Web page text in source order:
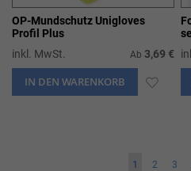
OP-Mundschutz Unigloves
Profil Plus
inkl. MwSt.
Ab 3,69 €
IN DEN WARENKORB ZUR
Sie
1 Seite
2 Seite
3